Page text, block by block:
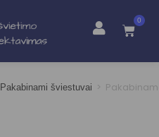
0
Pakabinami šviestuvai >